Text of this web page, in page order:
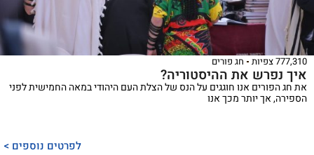
777,310 צפיות חג פורים
איך נפרש את ההיסטוריה?
את חג הפורים אנו חוגגים על הנס של הצלת העם היהודי במאה החמישית לפני
הספירה, אך יותר מכך אנו
לפרטים נוספים >